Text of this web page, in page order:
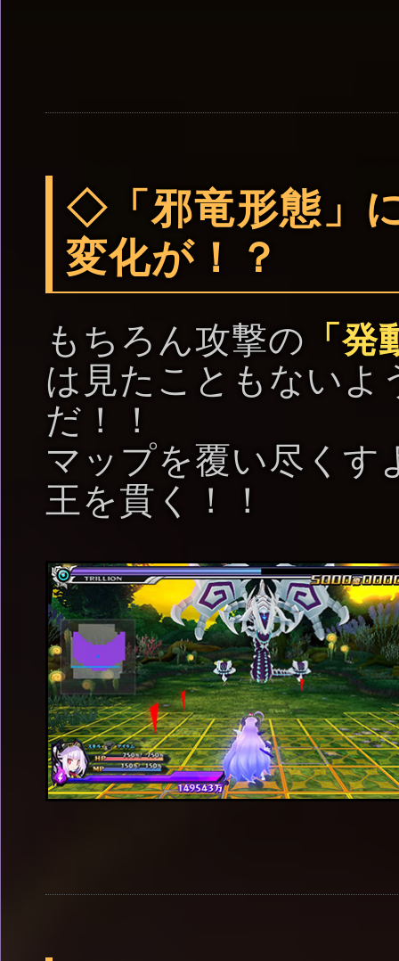
◇「邪竜形態」
変化が！？
もちろん攻撃の 「
は見たこともないよ
だ！！
マップを覆い尽くす
王を貫く！！